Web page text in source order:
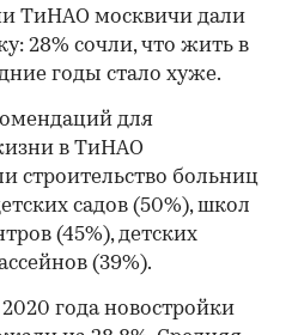
ТиНАО москвичи дали
28% сочли, что жить в
годы стало хуже.
для
в ТиНАО
строительство больниц
садов (50%), школ
(45%), детских
(39%).
года новостройки